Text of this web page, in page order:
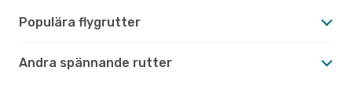
Populära flygrutter
Andra spännande rutter